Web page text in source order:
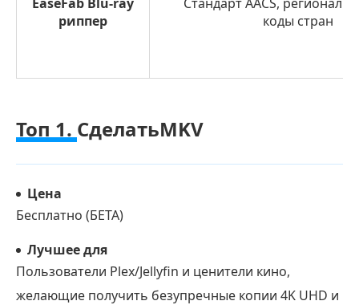
риппер
коды стран
Топ 1. СделатьMKV
Цена
Бесплатно (БЕТА)
Лучшее для
Пользователи Plex/Jellyfin и ценители кино,
желающие получить безупречные копии 4K UHD и